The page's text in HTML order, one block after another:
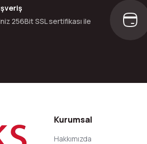
256Bit SSL sertifikası ile
Kurumsal
Hakkımızda